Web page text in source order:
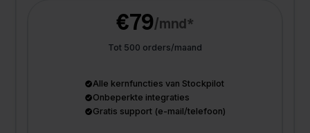
€79/mnd*
Tot 500 orders/maand
Alle kernfuncties van Stockpilot
Onbeperkte integraties
Gratis support (e-mail/telefoon)